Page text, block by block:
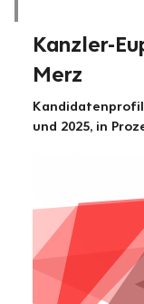
Kanzler-
Merz
und 2025, in